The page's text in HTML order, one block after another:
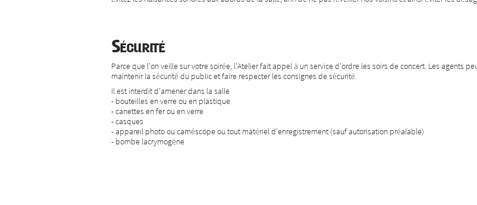
Sécurité
Parce que l'on veille sur votre soirée, l'Atelier fait appel à un service d'ordre les soirs de concert. Les agents
maintenir la sécurité du public et faire respecter les consignes de sécurité.
Il est interdit d'amener dans la salle
- bouteilles en verre ou en plastique
- canettes en fer ou en verre
- casques
- appareil photo ou caméscope ou tout matériel d'enregistrement (sauf autorisation préalable)
- bombe lacrymogène